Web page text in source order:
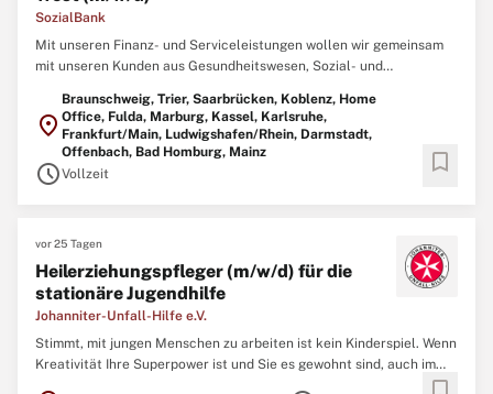
SozialBank
Mit unseren Finanz- und Serviceleistungen wollen wir gemeinsam
mit unseren Kunden aus Gesundheitswesen, Sozial- und
vorantreiben. Unsere Unternehmenskultur ist geprägt von
Verantwortung, Vielfalt und einem wertschätzenden Miteinander.
Bringen Sie ...
location_on
Braunschweig, Trier, Saarbrücken, Koblenz, Home
Office, Fulda, Marburg, Kassel, Karlsruhe,
Frankfurt/Main, Ludwigshafen/Rhein, Darmstadt,
Offenbach, Bad Homburg, Mainz
scheduleVollzeit bookmark
vor 25 Tagen
Heilerziehungspfleger (m/w/d) für die
stationäre Jugendhilfe
Johanniter-Unfall-Hilfe e.V.
Stimmt, mit jungen Menschen zu arbeiten ist kein Kinderspiel. Wenn
Kreativität Ihre Superpower ist und Sie es gewohnt sind, auch im
größten Durcheinander die Ruhe zu bewahren, dann könnten Sie